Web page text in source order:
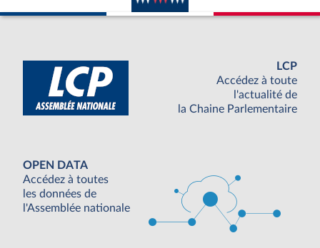
LCP
Accédez à toute
l'actualité de
la Chaine Parlementaire
OPEN DATA
Accédez à toutes
les données de
l'Assemblée nationale